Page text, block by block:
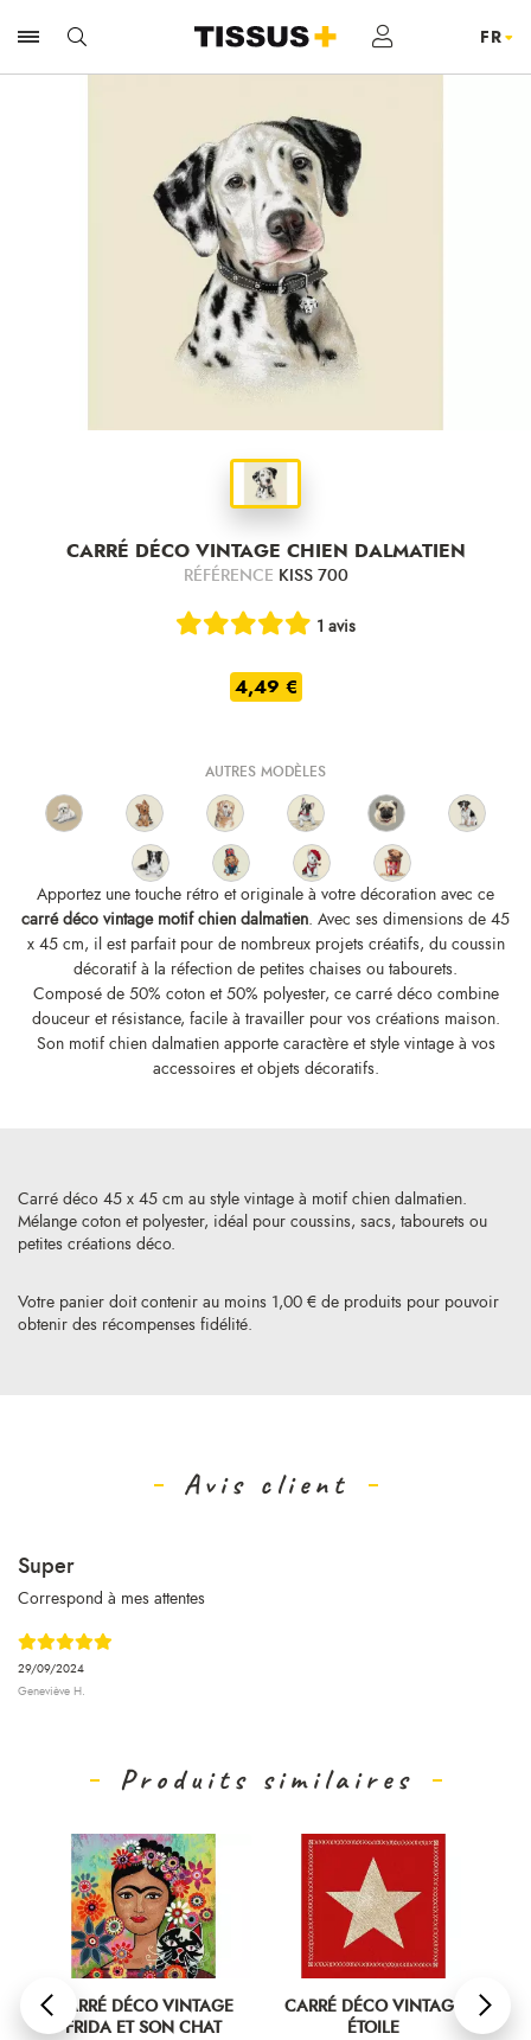
CARRÉ DÉCO VINTAGE CHIEN DALMATIEN
RÉFÉRENCE KISS 700
1 avis
4,49 €
AUTRES MODÈLES
Apportez une touche rétro et originale à votre décoration avec ce
carré déco vintage motif chien dalmatien. Avec ses dimensions de 45
x 45 cm, il est parfait pour de nombreux projets créatifs, du coussin
décoratif à la réfection de petites chaises ou tabourets.
Composé de 50% coton et 50% polyester, ce carré déco combine
douceur et résistance, facile à travailler pour vos créations maison.
Son motif chien dalmatien apporte caractère et style vintage à vos
accessoires et objets décoratifs.
Votre panier doit contenir au moins 1,00 € de produits pour pouvoir
obtenir des récompenses fidélité.
Carré déco 45 x 45 cm au style vintage à motif chien dalmatien.
Mélange coton et polyester, idéal pour coussins, sacs, tabourets ou
petites créations déco.
Avis client
29/09/2024
Geneviève H.
Super
Correspond à mes attentes
Produits similaires
CARRÉ DÉCO VINTAGE
FRIDA ET SON CHAT
CARRÉ DÉCO VINTAGE
ÉTOILE